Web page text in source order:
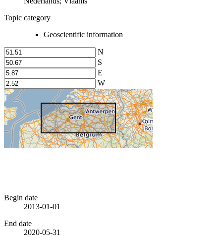
Topic category
Geoscientific information
N
S
E
W
Begin date
2013-01-01
End date
2020-05-31